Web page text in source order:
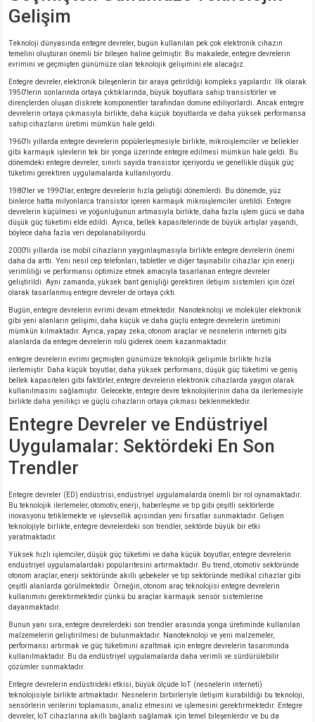
Gelişim
Teknoloji dünyasında entegre devreler, bugün kullanılan pek çok elektronik cihazın
temelini oluşturan önemli bir bileşen haline gelmiştir. Bu makalede, entegre devrelerin
evrimini ve geçmişten günümüze olan teknolojik gelişimini ele alacağız.
Entegre devreler, elektronik bileşenlerin bir araya getirildiği kompleks yapılardır. İlk olarak
1950'lerin sonlarında ortaya çıktıklarında, büyük boyutlara sahip transistörler ve
dirençlerden oluşan diskrete komponentler tarafından domine ediliyorlardı. Ancak entegre
devrelerin ortaya çıkmasıyla birlikte, daha küçük boyutlarda ve daha yüksek performansa
sahip cihazların üretimi mümkün hale geldi.
1960'lı yıllarda entegre devrelerin popülerleşmesiyle birlikte, mikroişlemciler ve bellekler
gibi karmaşık işlevlerin tek bir yonga üzerinde entegre edilmesi mümkün hale geldi. Bu
dönemdeki entegre devreler, sınırlı sayıda transistor içeriyordu ve genellikle düşük güç
tüketimi gerektiren uygulamalarda kullanılıyordu.
1980'ler ve 1990'lar, entegre devrelerin hızla geliştiği dönemlerdi. Bu dönemde, yüz
binlerce hatta milyonlarca transistor içeren karmaşık mikroişlemciler üretildi. Entegre
devrelerin küçülmesi ve yoğunluğunun artmasıyla birlikte, daha fazla işlem gücü ve daha
düşük güç tüketimi elde edildi. Ayrıca, bellek kapasitelerinde de büyük artışlar yaşandı,
böylece daha fazla veri depolanabiliyordu.
2000'li yıllarda ise mobil cihazların yaygınlaşmasıyla birlikte entegre devrelerin önemi
daha da arttı. Yeni nesil cep telefonları, tabletler ve diğer taşınabilir cihazlar için enerji
verimliliği ve performansı optimize etmek amacıyla tasarlanan entegre devreler
geliştirildi. Aynı zamanda, yüksek bant genişliği gerektiren iletişim sistemleri için özel
olarak tasarlanmış entegre devreler de ortaya çıktı.
Bugün, entegre devrelerin evrimi devam etmektedir. Nanoteknoloji ve moleküler elektronik
gibi yeni alanların gelişimi, daha küçük ve daha güçlü entegre devrelerin üretimini
mümkün kılmaktadır. Ayrıca, yapay zeka, otonom araçlar ve nesnelerin interneti gibi
alanlarda da entegre devrelerin rolü giderek önem kazanmaktadır.
entegre devrelerin evrimi geçmişten günümüze teknolojik gelişimle birlikte hızla
ilerlemiştir. Daha küçük boyutlar, daha yüksek performans, düşük güç tüketimi ve geniş
bellek kapasiteleri gibi faktörler, entegre devrelerin elektronik cihazlarda yaygın olarak
kullanılmasını sağlamıştır. Gelecekte, entegre devre teknolojilerinin daha da ilerlemesiyle
birlikte daha yenilikçi ve güçlü cihazların ortaya çıkması beklenmektedir.
Entegre Devreler ve Endüstriyel
Uygulamalar: Sektördeki En Son
Trendler
Entegre devreler (ED) endüstrisi, endüstriyel uygulamalarda önemli bir rol oynamaktadır.
Bu teknolojik ilerlemeler, otomotiv, enerji, haberleşme ve tıp gibi çeşitli sektörlerde
inovasyonu tetiklemekte ve işlevsellik açısından yeni fırsatlar sunmaktadır. Gelişen
teknolojiyle birlikte, entegre devrelerdeki son trendler, sektörde büyük bir etki
yaratmaktadır.
Yüksek hızlı işlemciler, düşük güç tüketimi ve daha küçük boyutlar, entegre devrelerin
endüstriyel uygulamalardaki popülaritesini artırmaktadır. Bu trend, otomotiv sektöründe
otonom araçlar, enerji sektöründe akıllı şebekeler ve tıp sektöründe medikal cihazlar gibi
çeşitli alanlarda görülmektedir. Örneğin, otonom araç teknolojisi entegre devrelerin
kullanımını gerektirmektedir çünkü bu araçlar karmaşık sensör sistemlerine
dayanmaktadır.
Bunun yanı sıra, entegre devrelerdeki son trendler arasında yonga üretiminde kullanılan
malzemelerin geliştirilmesi de bulunmaktadır. Nanoteknoloji ve yeni malzemeler,
performansı artırmak ve güç tüketimini azaltmak için entegre devrelerin tasarımında
kullanılmaktadır. Bu da endüstriyel uygulamalarda daha verimli ve sürdürülebilir
çözümler sunmaktadır.
Entegre devrelerin endüstrideki etkisi, büyük ölçüde IoT (nesnelerin interneti)
teknolojisiyle birlikte artmaktadır. Nesnelerin birbirleriyle iletişim kurabildiği bu teknoloji,
sensörlerin verilerini toplamasını, analiz etmesini ve işlemesini gerektirmektedir. Entegre
devreler, IoT cihazlarına akıllı bağlantı sağlamak için temel bileşenlerdir ve bu da